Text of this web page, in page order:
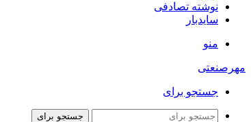
نوشته تصادفی
سایدبار
منو
مهرصنعتی
جستجو برای
جستجو برای